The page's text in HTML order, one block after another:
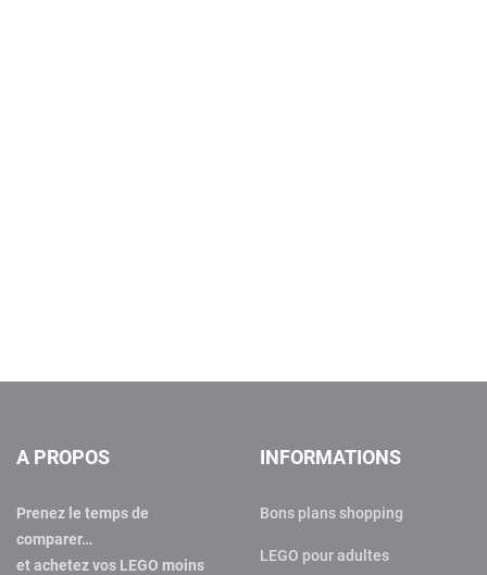
A PROPOS
Prenez le temps de
comparer…
et achetez vos LEGO moins
INFORMATIONS
Bons plans shopping
LEGO pour adultes